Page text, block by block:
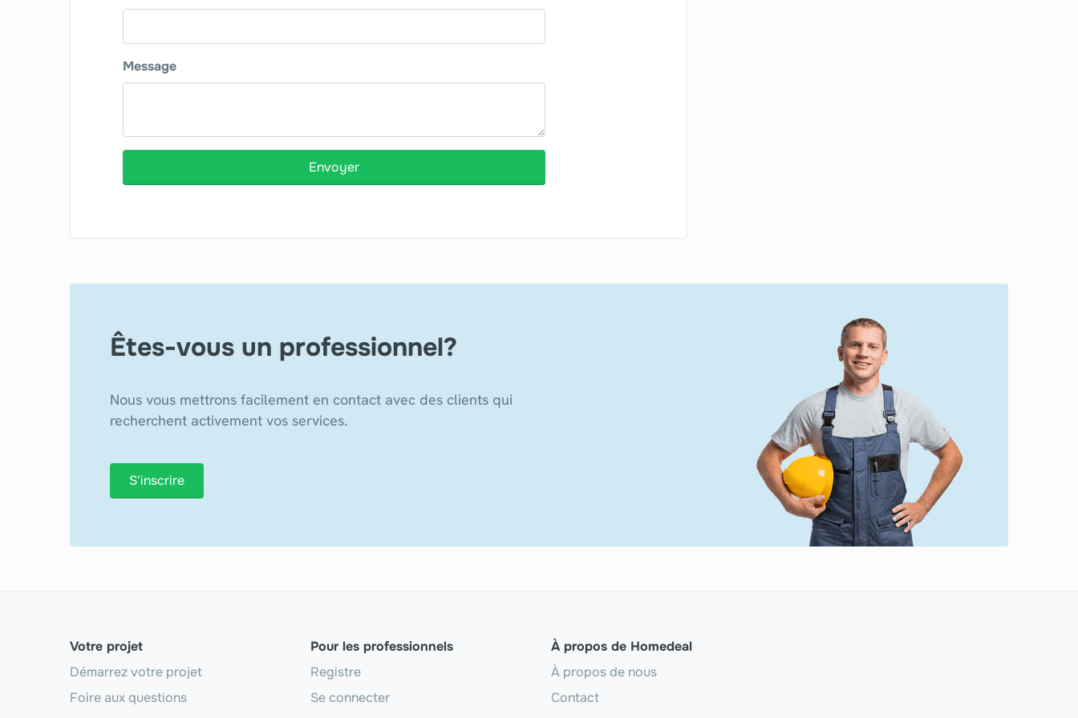
Message
Envoyer
Êtes-vous un professionnel?
Nous vous mettrons facilement en contact avec des clients qui
recherchent activement vos services.
S'inscrire
Votre projet
Démarrez votre projet
Foire aux questions
Pour les professionnels
Registre
Se connecter
À propos de Homedeal
À propos de nous
Contact